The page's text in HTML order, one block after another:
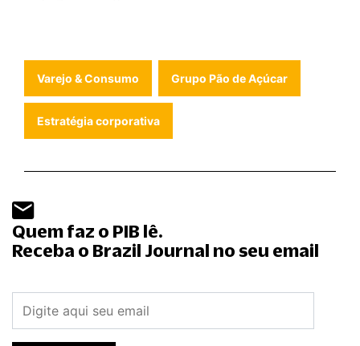
Varejo & Consumo Grupo Pão de Açúcar
Estratégia corporativa
Quem faz o PIB lê.
Receba o Brazil Journal no seu email